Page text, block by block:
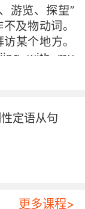
游览、探望”
及物动词。
某个地方。
with my
我哥哥游览
in
探望他的奶
示做客的含
定语从句
更多课程>